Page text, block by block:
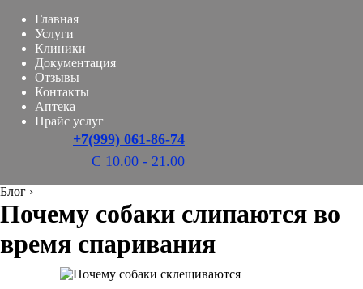
Главная
Услуги
Клиники
Документация
Отзывы
Контакты
Аптека
Прайс услуг
+7(999) 061-86-74
С 10.00 - 21.00
Блог ›
Почему собаки слипаются во
время спаривания